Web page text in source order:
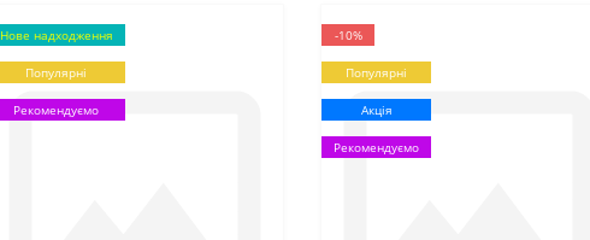
Нове надходження
Популярні
Рекомендуємо
-10%
Популярні
Акція
Рекомендуємо